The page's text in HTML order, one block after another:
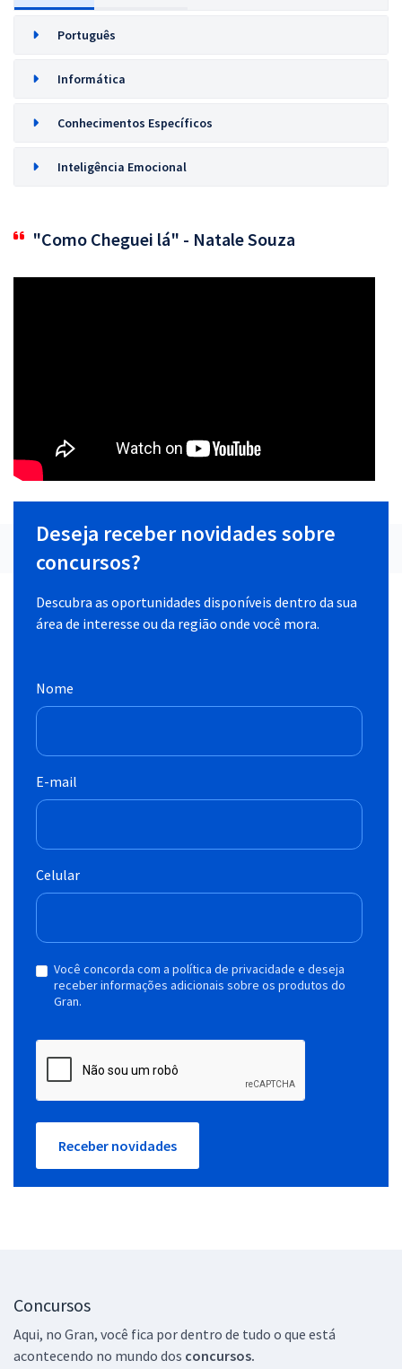
Português
Informática
Conhecimentos Específicos
Inteligência Emocional
"Como Cheguei lá" - Natale Souza
Deseja receber novidades sobre
concursos?
Descubra as oportunidades disponíveis dentro da sua
área de interesse ou da região onde você mora.
Nome
E-mail
Celular
Você concorda com a política de privacidade e deseja
receber informações adicionais sobre os produtos do
Gran.
Receber novidades
Concursos
Aqui, no Gran, você fica por dentro de tudo o que está
acontecendo no mundo dos concursos.